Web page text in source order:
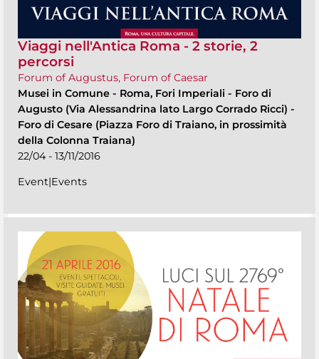
Viaggi nell'Antica Roma - 2 storie, 2
percorsi
Forum of Augustus, Forum of Caesar
Musei in Comune - Roma, Fori Imperiali - Foro di
Augusto (Via Alessandrina lato Largo Corrado Ricci) -
Foro di Cesare (Piazza Foro di Traiano, in prossimità
della Colonna Traiana)
22/04 - 13/11/2016
Event|Events